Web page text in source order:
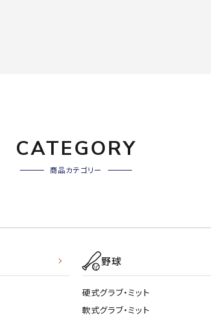
CATEGORY
商品カテゴリー
野球
硬式グラブ・ミット
軟式グラブ・ミット